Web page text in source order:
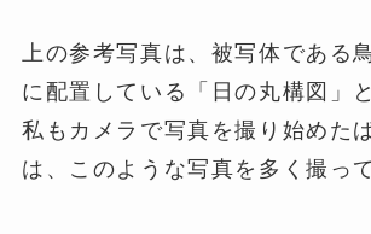
上の参考写真は、被写体である
に配置している「日の丸構図」
私もカメラで写真を撮り始めた
は、このような写真を多く撮っ